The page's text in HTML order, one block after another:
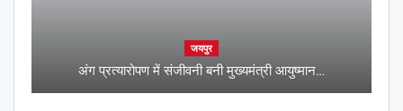
जयपुर
अंग प्रत्यारोपण में संजीवनी बनी मुख्यमंत्री आयुष्मान…